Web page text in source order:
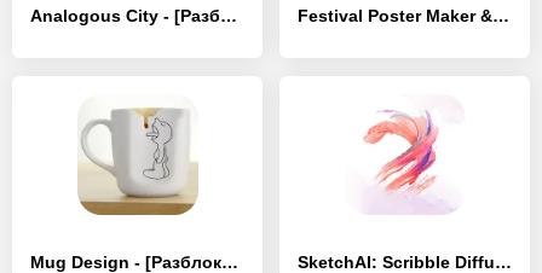
Analogous City - [Разблокированная версия] Festival Poster Maker & Post - [Разблокированная версия]
Mug Design - [Разблокированная версия] SketchAI: Scribble Diffusion - [Разблокированная версия]